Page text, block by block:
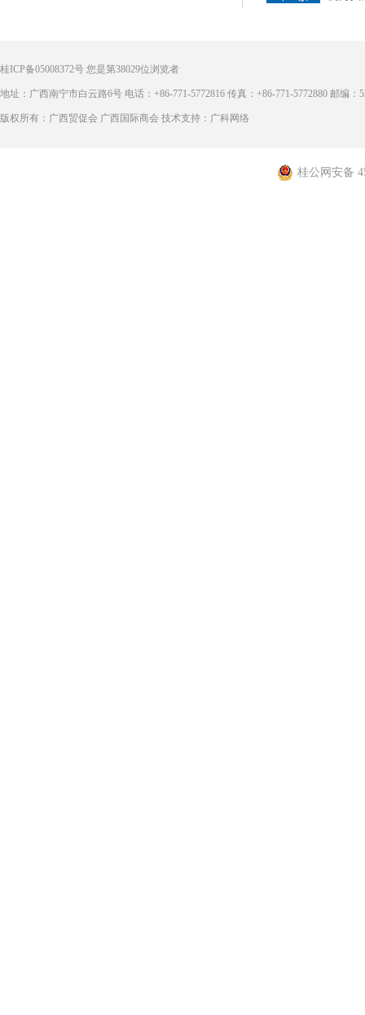
桂ICP备05008372号 您是第38029位浏览者
地址：广西南宁市白云路6号 电话：+86-771-5772816 传真：+86-771-5772880 邮编：
版权所有：广西贸促会 广西国际商会 技术支持：广科网络
桂公网安备